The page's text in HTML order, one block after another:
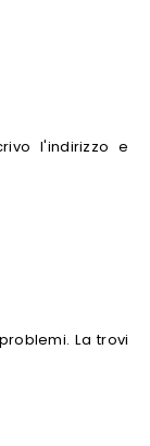
l'indirizzo e
La trovi